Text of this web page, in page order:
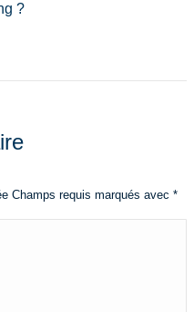
?
Champs requis marqués avec *